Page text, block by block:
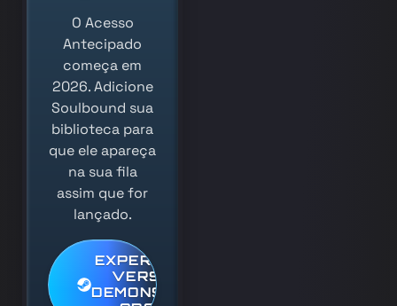
O Acesso
Antecipado
começa em
2026. Adicione
Soulbound sua
biblioteca para
que ele apareça
na sua fila
assim que for
lançado.
EXPERIMENTE A
VERSÃO DE
DEMONSTRAÇÃO